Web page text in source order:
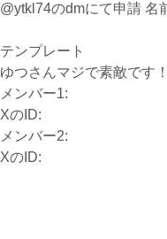
@ytkl74のdmにて申請 名
テンプレート
ゆつさんマジで素敵です
メンバー1:
XのID:
メンバー2:
XのID: